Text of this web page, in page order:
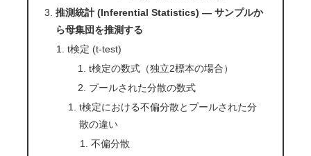
推測統計 (Inferential Statistics) — サンプルか
ら母集団を推測する
t検定 (t-test)
t検定の数式（独立2標本の場合）
プールされた分散の数式
t検定における不偏分散とプールされた分
散の違い
不偏分散